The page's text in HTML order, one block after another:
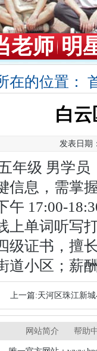
老师 明
在的位置：
白
发表日期
年级 男学员
信息，需掌
午 17:00-
上单词听写
级证书，擅
道小区；薪
上一篇:天河区珠江新
网站简介 帮助